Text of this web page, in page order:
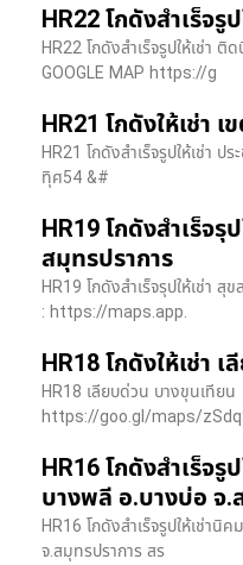
HR22 โกดังสำเร็จ
HR22 โกดังสำเร็จรูปให้เช่า
GOOGLE MAP https://g
HR21 โกดังให้เช่า
HR21 โกดังสำเร็จรูปให้เช่า
ทุิศ54 &#
HR19 โกดังสำเร็จรุ
สมุทรปราการ
HR19 โกดังสำเร็จรุปให้เช่า
: https://maps.app.
HR18 โกดังให้เช่า
HR18 เลียบด่วน​ บางขุนเทียน​
https://goo.gl/maps/
HR16 โกดังสำเร็จ
บางพลี อ.บางบ่อ จ.
HR16 โกดังสำเร็จรูปให้เช่า
จ.สมุทรปราการ สร